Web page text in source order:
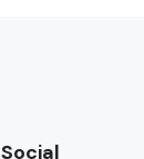
Social